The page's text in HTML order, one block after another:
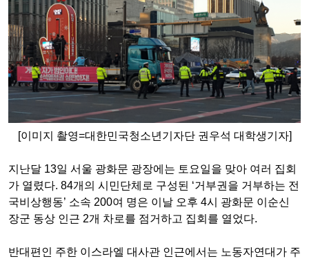
[이미지 촬영=대한민국청소년기자단 권우석 대학생기자]
지난달 13일 서울 광화문 광장에는 토요일을 맞아 여러 집회
가 열렸다. 84개의 시민단체로 구성된 ‘거부권을 거부하는 전
국비상행동’ 소속 200여 명은 이날 오후 4시 광화문 이순신
장군 동상 인근 2개 차로를 점거하고 집회를 열었다.
반대편인 주한 이스라엘 대사관 인근에서는 노동자연대가 주